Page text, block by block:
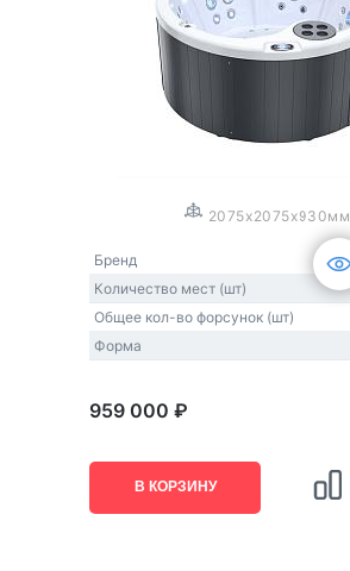
2075x2075x930мм
Бренд
Количество мест (шт)
Общее кол-во форсунок (шт)
Форма
959 000 ₽
В КОРЗИНУ